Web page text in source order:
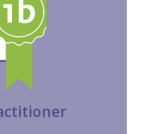
het vragenstellen,
resultaatgericht